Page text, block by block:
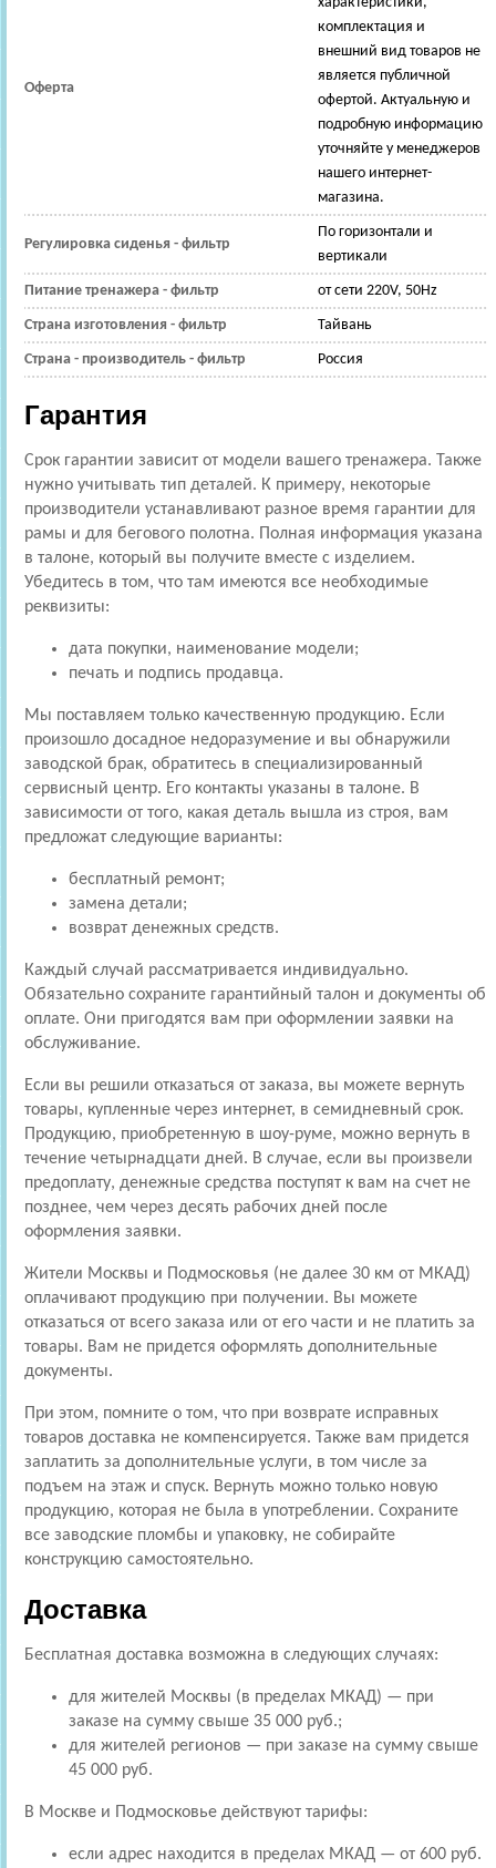
Оферта
комплектация и
внешний вид товаров не
является публичной
офертой. Актуальную и
подробную информацию
уточняйте у менеджеров
нашего интернет-
магазина.
Регулировка сиденья - фильтр
По горизонтали и
вертикали
Питание тренажера - фильтр от сети 220V, 50Hz
Страна изготовления - фильтр Тайвань
Страна - производитель - фильтр Россия
Гарантия
Срок гарантии зависит от модели вашего тренажера. Также
нужно учитывать тип деталей. К примеру, некоторые
производители устанавливают разное время гарантии для
рамы и для бегового полотна. Полная информация указана
в талоне, который вы получите вместе с изделием.
Убедитесь в том, что там имеются все необходимые
реквизиты:
дата покупки, наименование модели;
печать и подпись продавца.
Мы поставляем только качественную продукцию. Если
произошло досадное недоразумение и вы обнаружили
заводской брак, обратитесь в специализированный
сервисный центр. Его контакты указаны в талоне. В
зависимости от того, какая деталь вышла из строя, вам
предложат следующие варианты:
бесплатный ремонт;
замена детали;
возврат денежных средств.
Каждый случай рассматривается индивидуально.
Обязательно сохраните гарантийный талон и документы об
оплате. Они пригодятся вам при оформлении заявки на
обслуживание.
Если вы решили отказаться от заказа, вы можете вернуть
товары, купленные через интернет, в семидневный срок.
Продукцию, приобретенную в шоу-руме, можно вернуть в
течение четырнадцати дней. В случае, если вы произвели
предоплату, денежные средства поступят к вам на счет не
позднее, чем через десять рабочих дней после
оформления заявки.
Жители Москвы и Подмосковья (не далее 30 км от МКАД)
оплачивают продукцию при получении. Вы можете
отказаться от всего заказа или от его части и не платить за
товары. Вам не придется оформлять дополнительные
документы.
При этом, помните о том, что при возврате исправных
товаров доставка не компенсируется. Также вам придется
заплатить за дополнительные услуги, в том числе за
подъем на этаж и спуск. Вернуть можно только новую
продукцию, которая не была в употреблении. Сохраните
все заводские пломбы и упаковку, не собирайте
конструкцию самостоятельно.
Доставка
Бесплатная доставка возможна в следующих случаях:
для жителей Москвы (в пределах МКАД) — при
заказе на сумму свыше 35 000 руб.;
для жителей регионов — при заказе на сумму свыше
45 000 руб.
В Москве и Подмосковье действуют тарифы:
если адрес находится в пределах МКАД — от 600 руб.